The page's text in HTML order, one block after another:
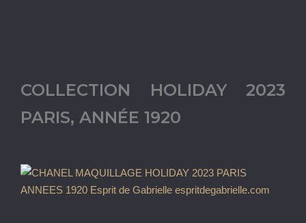
COLLECTION HOLIDAY 2023
PARIS, ANNÉE 1920